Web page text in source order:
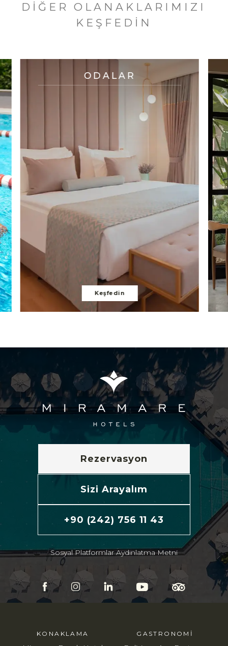
DIĞER OLANAKLARIMIZI
KEŞFEDIN
Keşfedin
ODALAR
Rezervasyon
Sizi Arayalım
+90 (242) 756 11 43
KONAKLAMA GASTRONOMI
Sosyal Platformlar Aydınlatma Metni